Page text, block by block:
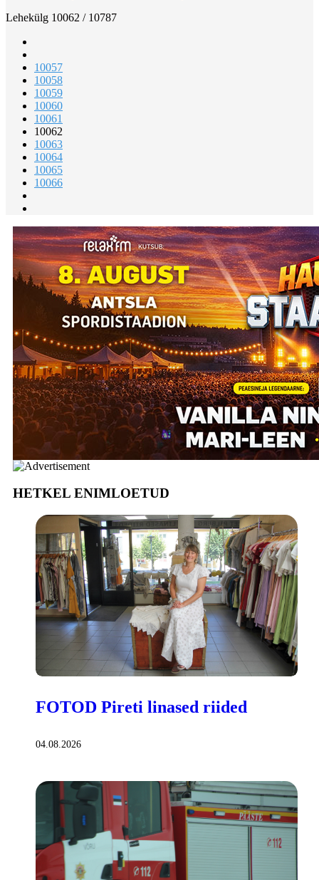
Lehekülg 10062 / 10787
10057
10058
10059
10060
10061
10062
10063
10064
10065
10066
HETKEL ENIMLOETUD
FOTOD Pireti linased riided
04.08.2026